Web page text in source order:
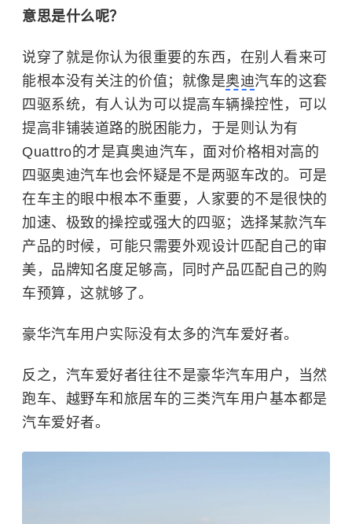
意思是什么呢？
说穿了就是你认为很重要的东西，在别人看来可
能根本没有关注的价值；就像是奥迪汽车的这套
四驱系统，有人认为可以提高车辆操控性，可以
提高非铺装道路的脱困能力，于是则认为有
Quattro的才是真奥迪汽车，面对价格相对高的
四驱奥迪汽车也会怀疑是不是两驱车改的。可是
在车主的眼中根本不重要，人家要的不是很快的
加速、极致的操控或强大的四驱；选择某款汽车
产品的时候，可能只需要外观设计匹配自己的审
美，品牌知名度足够高，同时产品匹配自己的购
车预算，这就够了。
豪华汽车用户实际没有太多的汽车爱好者。
反之，汽车爱好者往往不是豪华汽车用户，当然
跑车、越野车和旅居车的三类汽车用户基本都是
汽车爱好者。